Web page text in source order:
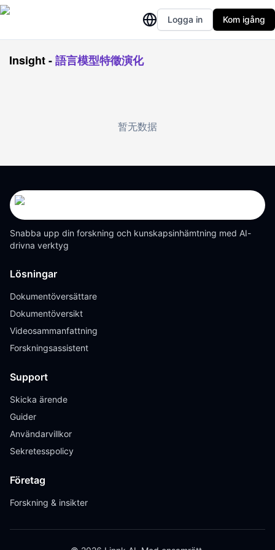
Logga in Kom igång
Insight-語言模型特徵演化
暂无数据
Snabba upp din forskning och kunskapsinhämtning med AI-
drivna verktyg
Lösningar
Dokumentöversättare
Dokumentöversikt
Videosammanfattning
Forskningsassistent
Support
Skicka ärende
Guider
Användarvillkor
Sekretesspolicy
Företag
Forskning & insikter